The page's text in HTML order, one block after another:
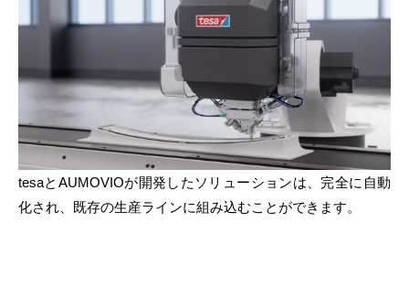
tesaとAUMOVIOが開発したソリューションは、完全に自動
化され、既存の生産ラインに組み込むことができます。